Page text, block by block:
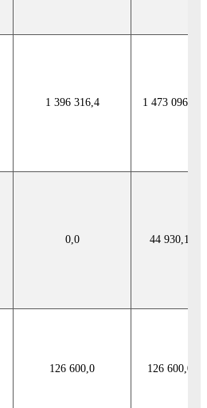
1 396 316,4 1 473 096,5
0,0 44 930,1
126 600,0 126 600,0